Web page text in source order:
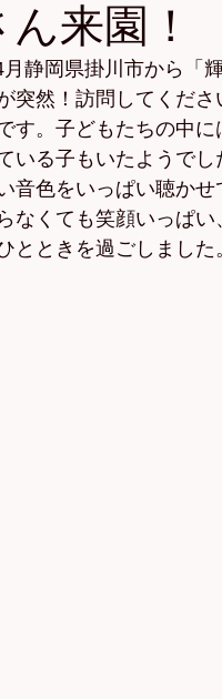
来園！
静岡県掛川市から「
突然！訪問してくだ
す。子どもたちの中
いる子もいたようで
音色をいっぱい聴か
なくても笑顔いっぱ
とときを過ごしまし